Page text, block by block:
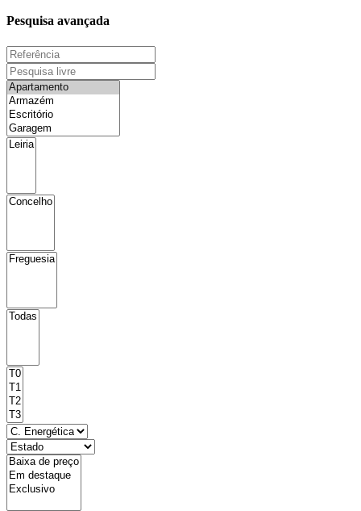
Pesquisa avançada